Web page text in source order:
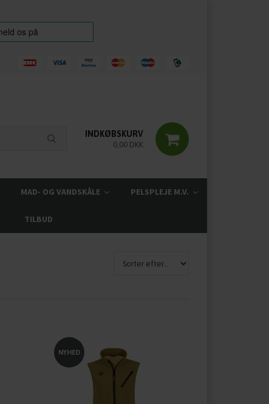
INDKØBSKURV
0,00 DKK
MAD- OG VANDSKÅLE PELSPLEJE M.V.
TILBUD
NYHED